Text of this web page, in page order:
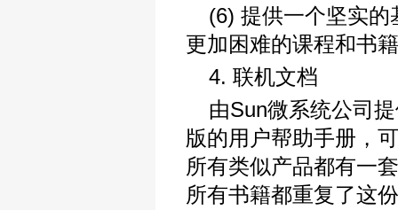
(6) 提供一个坚实
更加困难的课程和书
4. 联机文档
由Sun微系统公司
版的用户帮助手册，
所有类似产品都有一
所有书籍都重复了这